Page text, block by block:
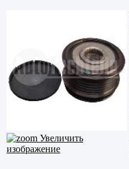
Увеличить
изображение